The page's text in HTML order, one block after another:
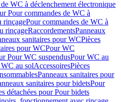
WC à déclenchement électronique
Pour commandes de WC à
rinçagePour commandes de WC à
rinçageRaccordementsPanneaux
sanitaires pour WCPièces
pour WCPour WC
Pour WC suspendusPour WC au
WC au solAccessoiresPièces
Panneaux sanitaires pour
sanitaires pour bidetsPour
détachées pour Pour bidets